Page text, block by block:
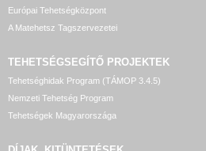
Európai Tehetségközpont
A Matehetsz Tagszervezetei
TEHETSÉGSEGÍTŐ PROJEKTEK
Tehetséghidak Program (TÁMOP 3.4.5)
Nemzeti Tehetség Program
Tehetségek Magyarországa